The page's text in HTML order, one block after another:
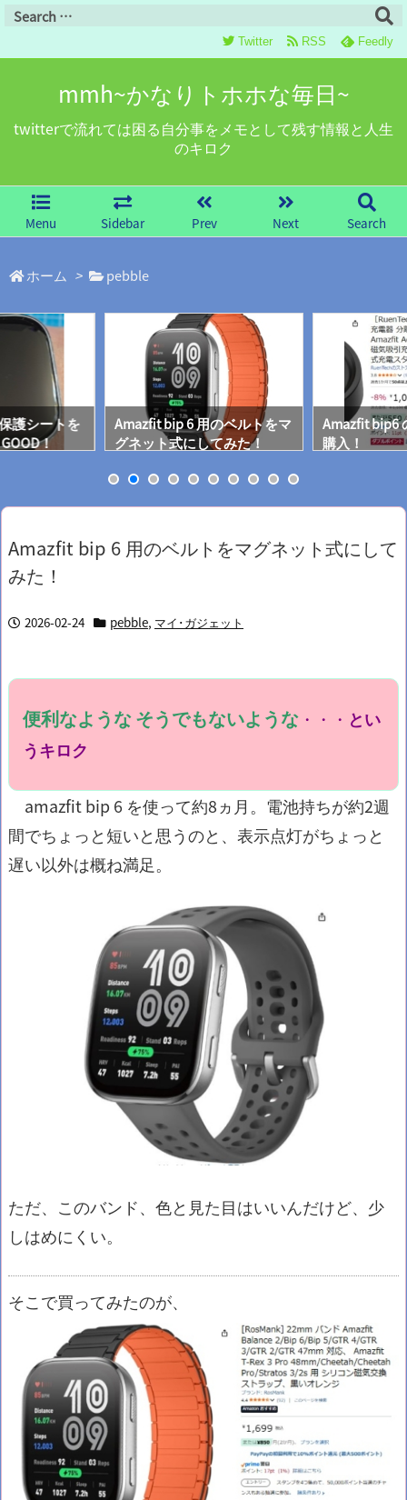
mmh~かなりトホホな毎日~
twitterで流れては困る自分事をメモとして残す情報と人生
のキロク
Menu Sidebar Prev Next Search
Twitter RSS Feedly
ホーム > pebble
護シートを
！
Amazfit bip 6 用のベルトをマ
グネット式にしてみた！
Amazfit bip6
購入！
Amazfit bip 6 用のベルトをマグネット式にして
みた！
2026-02-24 pebble, マイ･ガジェット
便利なような そうでもないような ・・・ とい
うキロク
amazfit bip 6 を使って約8ヵ月。電池持ちが約2週
間でちょっと短いと思うのと、表示点灯がちょっと
遅い以外は概ね満足。
ただ、このバンド、色と見た目はいいんだけど、少
しはめにくい。
そこで買ってみたのが、